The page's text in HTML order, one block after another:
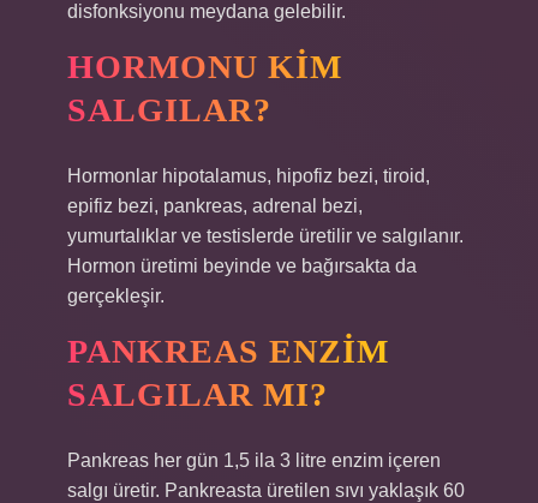
disfonksiyonu meydana gelebilir.
HORMONU KIM
SALGILAR?
Hormonlar hipotalamus, hipofiz bezi, tiroid,
epifiz bezi, pankreas, adrenal bezi,
yumurtalıklar ve testislerde üretilir ve salgılanır.
Hormon üretimi beyinde ve bağırsakta da
gerçekleşir.
PANKREAS ENZIM
SALGILAR MI?
Pankreas her gün 1,5 ila 3 litre enzim içeren
salgı üretir. Pankreasta üretilen sıvı yaklaşık 60